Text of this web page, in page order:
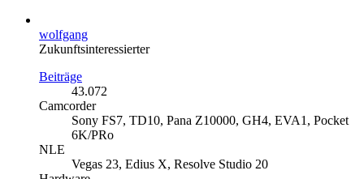
wolfgang
Zukunftsinteressierter
Beiträge
43.072
Camcorder
Sony FS7, TD10, Pana Z10000, GH4, EVA1, Pocket
6K/PRo
NLE
Vegas 23, Edius X, Resolve Studio 20